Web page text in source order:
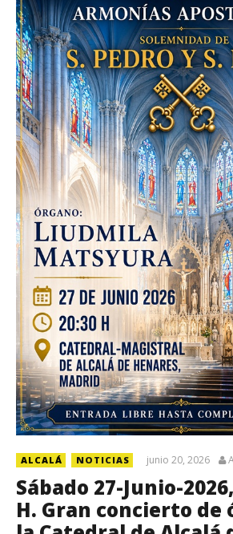
ALCALÁ NOTICIAS junio 20, 2026
Sábado 27-Junio-
H. Gran concierto de